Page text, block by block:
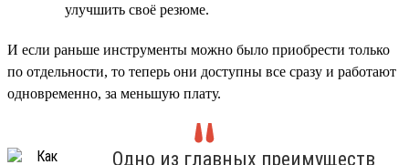
улучшить своё резюме.
И если раньше инструменты можно было приобрести только
по отдельности, то теперь они доступны все сразу и работают
одновременно, за меньшую плату.
Одно из главных преимуществ